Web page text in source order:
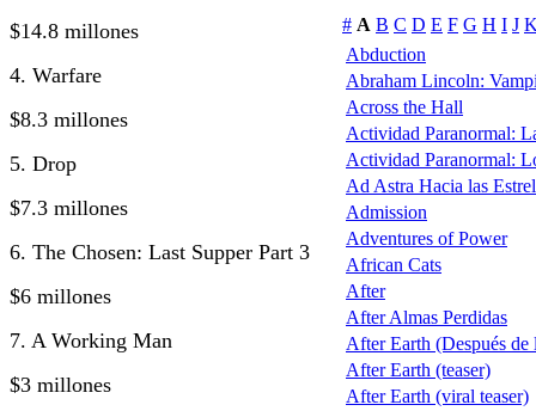
$14.8 millones
4. Warfare
$8.3 millones
5. Drop
$7.3 millones
6. The Chosen: Last Supper Part 3
$6 millones
7. A Working Man
$3 millones
# A B C D E F G H I J
Abduction
Abraham Lincoln:
Across the Hall
Actividad Paranormal:
Actividad Paranormal:
Ad Astra Hacia las
Admission
Adventures of Power
African Cats
After
After Almas Perdidas
After Earth (Después de
After Earth (teaser)
After Earth (viral teaser)